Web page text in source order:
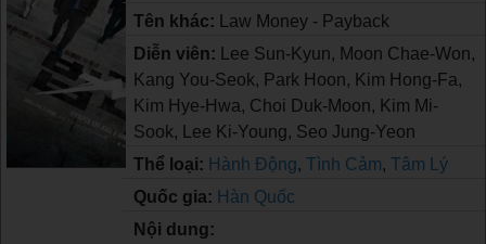
Tên khác:
Law Money - Payback
Diễn viên:
Lee Sun-Kyun, Moon Chae-Won,
Kang You-Seok, Park Hoon, Kim Hong-Fa,
Kim Hye-Hwa, Choi Duk-Moon, Kim Mi-
Sook, Lee Ki-Young, Seo Jung-Yeon
Thể loại: Hành Động, Tình Cảm, Tâm Lý
Quốc gia: Hàn Quốc
Nội dung: